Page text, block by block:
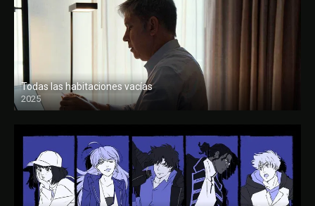
Todas las habitaciones vacías
2025
FULL HD